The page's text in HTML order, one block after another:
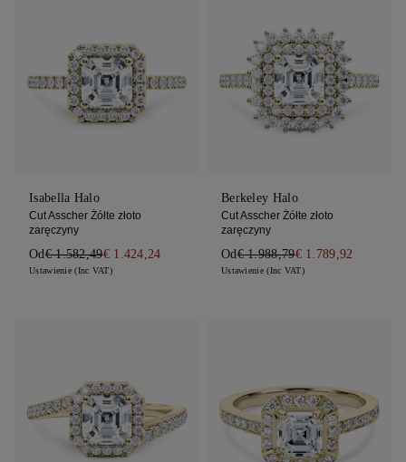
Isabella Halo
Cut Asscher Żółte złoto
zaręczyny
Od€ 1.582,49€ 1.424,24
Ustawienie (Inc VAT)
Berkeley Halo
Cut Asscher Żółte złoto
zaręczyny
Od€ 1.988,79€ 1.789,92
Ustawienie (Inc VAT)